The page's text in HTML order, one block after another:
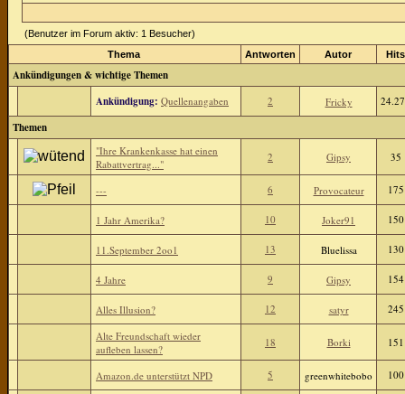
(Benutzer im Forum aktiv: 1 Besucher)
Thema
Antworten Autor Hits
Ankündigungen & wichtige Themen
Ankündigung: Quellenangaben 2 Fricky
Themen
"Ihre Krankenkasse hat einen
Rabattvertrag..."
2 Gipsy 35
--- 6 Provocateur 175
1 Jahr Amerika? 10 Joker91 150
11.September 2oo1 13 Bluelissa 130
4 Jahre 9 Gipsy 154
Alles Illusion? 12 satyr
245
Alte Freundschaft wieder
aufleben lassen?
18 Borki 151
Amazon.de unterstützt NPD 5 greenwhitebobo 100